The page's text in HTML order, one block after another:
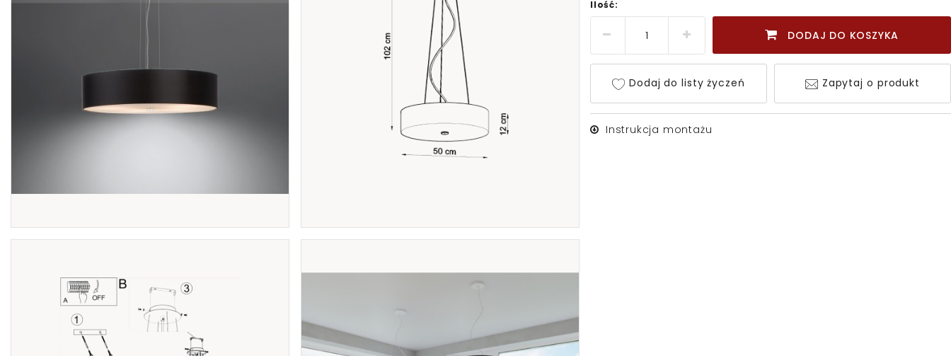
Ilość:
DODAJ DO KOSZYKA
Dodaj do listy życzeń Zapytaj o produkt
Instrukcja montażu